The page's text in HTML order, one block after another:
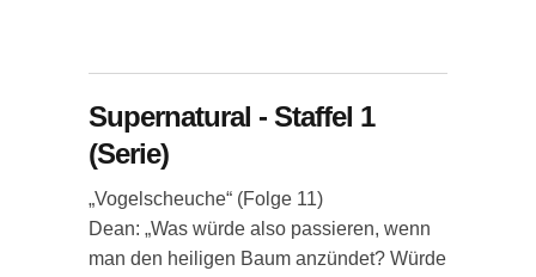
Supernatural - Staffel 1
(Serie)
„Vogelscheuche“ (Folge 11)
Dean: „Was würde also passieren, wenn
man den heiligen Baum anzündet? Würde